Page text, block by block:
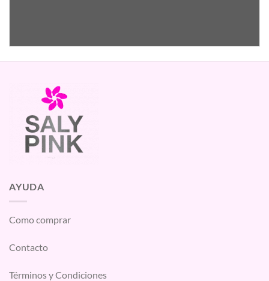
AYUDA
Como comprar
Contacto
Términos y Condiciones